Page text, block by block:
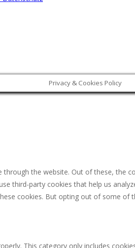
Privacy & Cookies Policy
the website. Out of these, the
third-party cookies that help us
cookies. But opting out of some of
This category only includes